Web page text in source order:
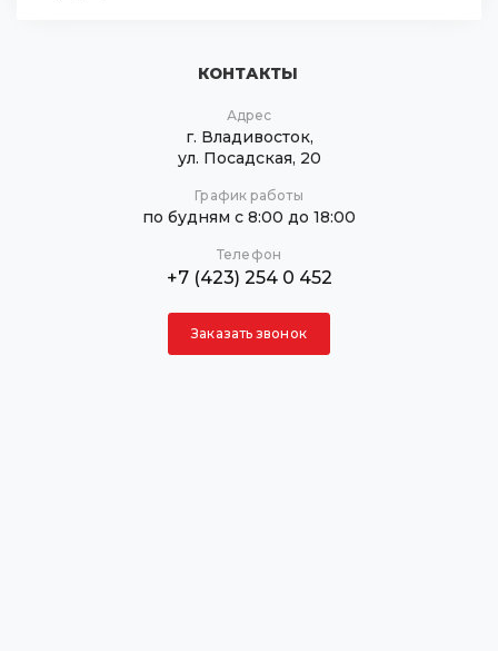
КОНТАКТЫ
Адрес
г. Владивосток,
ул. Посадская, 20
График работы
по будням с 8:00 до 18:00
Телефон
+7 (423) 254 0 452
Заказать звонок